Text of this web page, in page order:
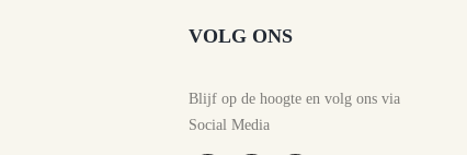
VOLG ONS
Blijf op de hoogte en volg ons via
Social Media